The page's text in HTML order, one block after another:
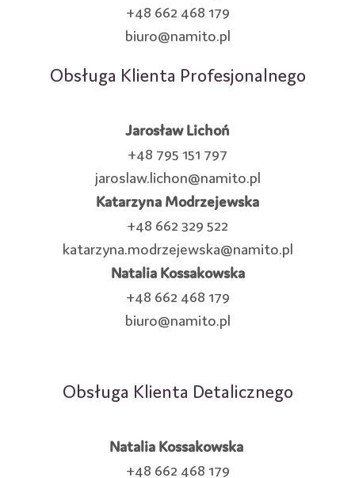
+48 662 468 179
biuro@namito.pl
Obsługa Klienta Profesjonalnego
Jarosław Lichoń
+48 795 151 797
jaroslaw.lichon@namito.pl
Katarzyna Modrzejewska
+48 662 329 522
katarzyna.modrzejewska@namito.pl
Natalia Kossakowska
+48 662 468 179
biuro@namito.pl
Obsługa Klienta Detalicznego
Natalia Kossakowska
+48 662 468 179